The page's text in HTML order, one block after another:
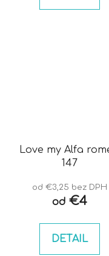
Love my Alfa
147
od €3,25 bez DPH
od€4
DETAIL